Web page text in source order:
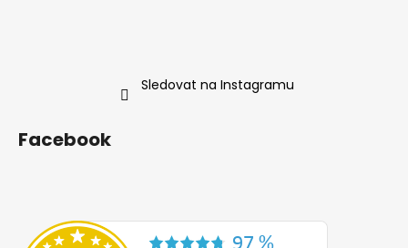
Sledovat na Instagramu
Facebook